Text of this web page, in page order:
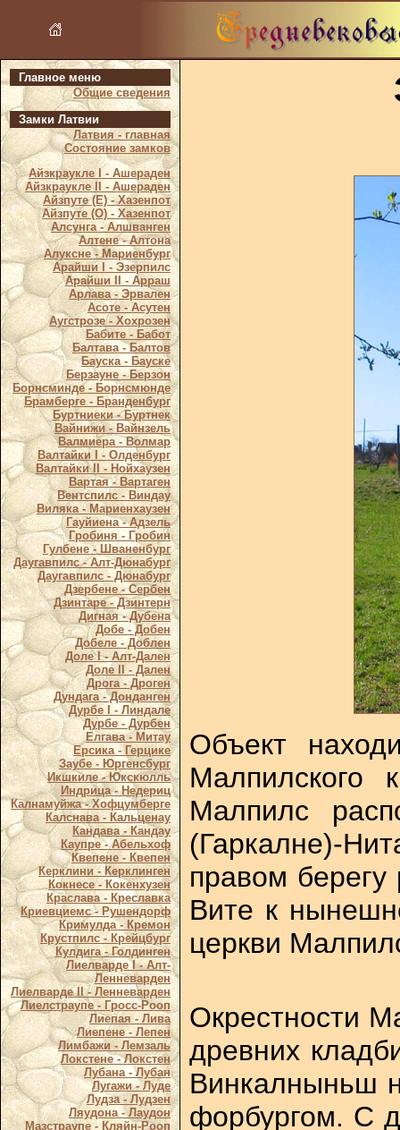
Главное меню
Общие сведения
Замки Латвии
Латвия - главная
Состояние замков
Айзкраукле I - Ашераден
Айзкраукле II - Ашераден
Айзпуте (Е) - Хазенпот
Айзпуте (О) - Хазенпот
Алсунга - Алшванген
Алтене - Алтона
Алуксне - Мариенбург
Арайши I - Эзерпилс
Арайши II - Арраш
Арлава - Эрвален
Асоте - Асутен
Аугстрозе - Хохрозен
Бабите - Бабот
Балтава - Балтов
Бауска - Бауске
Берзауне - Берзон
Борнсминде - Борнсмюнде
Брамберге - Бранденбург
Буртниеки - Буртнек
Вайнижи - Вайнзель
Валмиера - Волмар
Валтайки I - Олденбург
Валтайки II - Нойхаузен
Вартая - Вартаген
Вентспилс - Виндау
Виляка - Мариенхаузен
Гауйиена - Адзель
Гробиня - Гробин
Гулбене - Шваненбург
Даугавпилс - Алт-Дюнабург
Даугавпилс - Дюнабург
Дзербене - Сербен
Дзинтаре - Дзинтерн
Дигная - Дубена
Добе - Добен
Добеле - Доблен
Доле I - Алт-Дален
Доле II - Дален
Дрога - Дроген
Дундага - Донданген
Дурбе I - Линдале
Дурбе - Дурбен
Елгава - Митау
Ерсика - Герцике
Заубе - Юргенсбург
Икшкиле - Юкскюлль
Индрица - Недериц
Калнамуйжа - Хофцумберге
Калснава - Кальценау
Кандава - Кандау
Каупре - Абельхоф
Квепене - Квепен
Керклини - Керклинген
Кокнесе - Кокенхузен
Краслава - Креславка
Криевциемс - Рушендорф
Кримулда - Кремон
Крустпилс - Крейцбург
Кулдига - Голдинген
Лиелварде I - Алт-
Ленневарден
Лиелварде II - Ленневарден
Лиелстраупе - Гросс-Рооп
Лиепая - Лива
Лиепене - Лепен
Лимбажи - Лемзаль
Локстене - Локстен
Лубана - Лубан
Лугажи - Луде
Лудза - Лудзен
Ляудона - Лаудон
Мазстраупе - Кляйн-Рооп
Объект
Малпилс
(Гаркалне)-
правом
Вите к
церкви
Окрестности
древних
Винкалныньш
форбургом. С